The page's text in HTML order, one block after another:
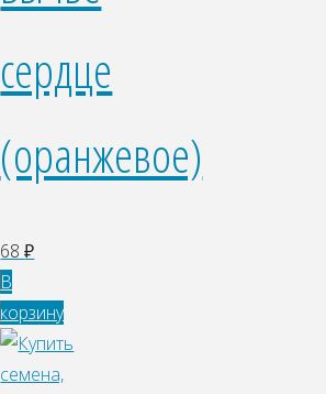
сердце
(оранжевое)
68₽
В
корзину